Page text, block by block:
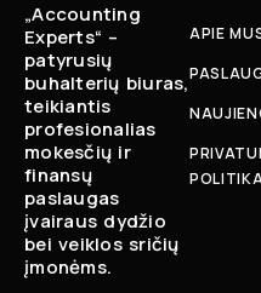
„Accounting
Experts“ –
patyrusių
buhalterių biuras,
teikiantis
profesionalias
mokesčių ir
finansų
paslaugas
įvairaus dydžio
bei veiklos sričių
įmonėms.
APIE